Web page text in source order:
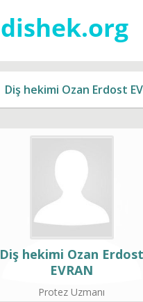
Diş hekimi Ozan Erdost
Diş hekimi Ozan Erdost
EVRAN
Protez Uzmanı